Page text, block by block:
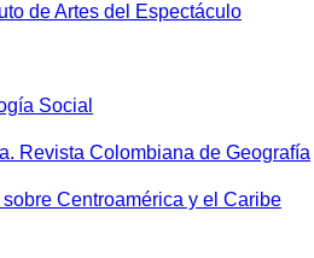
de Artes del Espectáculo
Social
Revista Colombiana de Geografía
Centroamérica y el Caribe